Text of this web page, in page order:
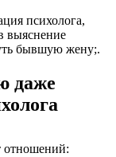
психолога,
выяснение
бывшую жену;.
даже
отношений: